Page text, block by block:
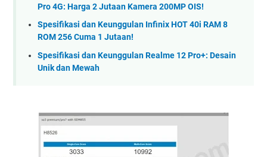
Pro 4G: Harga 2 Jutaan Kamera 200MP OIS!
Spesifikasi dan Keunggulan Infinix HOT 40i RAM 8
ROM 256 Cuma 1 Jutaan!
Spesifikasi dan Keunggulan Realme 12 Pro+: Desain
Unik dan Mewah